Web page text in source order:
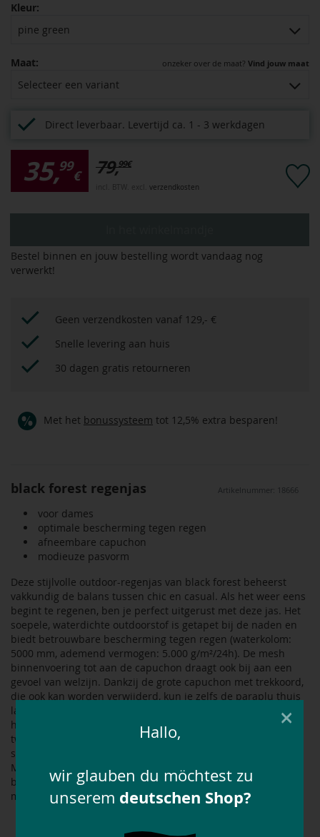
Kleur:
pine green
Maat: onzeker over de maat? Vind jouw maat
Selecteer een variant
Direct leverbaar. Levertijd ca. 1 - 3 werkdagen
35,99
€ 79,99€
incl. BTW. excl. verzendkosten
Bestel binnen en jouw bestelling wordt vandaag nog
verwerkt!
Geen verzendkosten vanaf 129,- €
Snelle levering aan huis
30 dagen gratis retourneren
Met het bonussysteem tot 12,5% extra besparen!
black forest regenjas Artikelnummer: 18666
voor dames
optimale bescherming tegen regen
afneembare capuchon
modieuze pasvorm
Deze stijlvolle outdoor-regenjas van black forest beheerst
vakkundig de balans tussen chic en casual. Als het weer eens
begint te regenen, ben je perfect uitgerust met deze jas. Het
soepele, waterdichte outdoorstof is getapet bij de naden en
biedt betrouwbare bescherming tegen regen (waterkolom:
5000 mm, ademend vermogen: 5.000 g/m²/24h). De mesh
binnenvoering tot aan de capuchon draagt ook bij aan een
gevoel van welzijn. Dankzij de grote capuchon met trekkoord,
die ook kan worden verwijderd, kun je zelfs de paraplu thuis
laten. Naast de vrouwelijke pasvorm zijn ook de
hoogsluitende kraag, het drukknoopsluiting boven de
tweewegritssluiting, de twee getapete ritsen op de
steekzakken en de binnenzak indrukwekkende kenmerken.
Manchetten aan de binnenkant houden wind en regen
buiten, wat het uitstekende comfort van de jas compleet
maakt.
×
Hallo,
wir glauben du möchtest zu
unserem deutschen Shop?